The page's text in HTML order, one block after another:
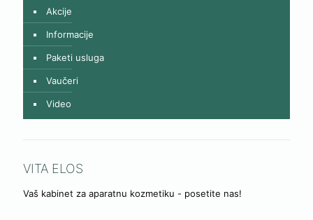
Akcije
Informacije
Paketi usluga
Vaučeri
Video
VITA ELOS
Vaš kabinet za aparatnu kozmetiku - posetite nas!